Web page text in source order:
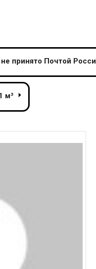
принято Почтой
м³